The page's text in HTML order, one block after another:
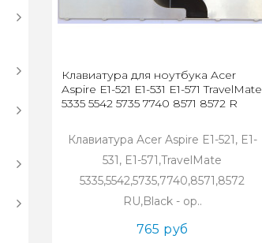
Клавиатура для ноутбука Acer
Aspire E1-521 E1-531 E1-571 TravelMate
5335 5542 5735 7740 8571 8572 R
Клавиатура Acer Aspire E1-521, E1-
531, E1-571,TravelMate
5335,5542,5735,7740,8571,8572
RU,Black - ор..
765 руб